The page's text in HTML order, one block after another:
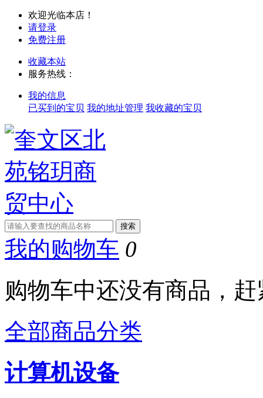
欢迎光临本店！
请登录
免费注册
收藏本站
服务热线：
我的信息
已买到的宝贝 我的地址管理 我收藏的宝贝
我的购物车 0
购物车中还没有商品，
全部商品分类
计算机设备